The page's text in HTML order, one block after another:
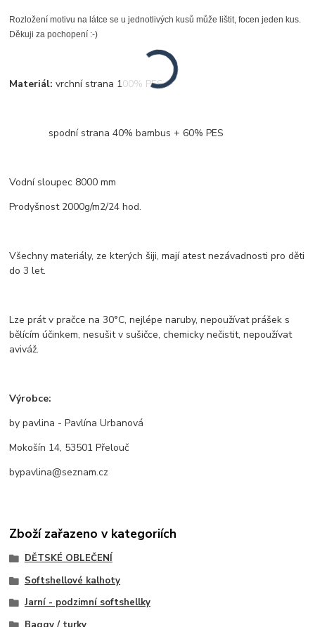
Rozložení motivu na látce se u jednotlivých kusů může lištit, focen jeden kus.
Děkuji za pochopení :-)
Materiál: vrchní strana 100% PES
spodní strana 40% bambus + 60% PES
Vodní sloupec 8000 mm
Prodyšnost 2000g/m2/24 hod.
Všechny materiály, ze kterých šiji, mají atest nezávadnosti pro děti
do 3 let.
Lze prát v pračce na 30°C, nejlépe naruby, nepoužívat prášek s
bělícím účinkem, nesušit v sušičce, chemicky nečistit, nepoužívat
aviváž.
Výrobce:
by pavlina - Pavlína Urbanová
Mokošín 14, 53501 Přelouč
bypavlina@seznam.cz
Zboží zařazeno v kategoriích
DĚTSKÉ OBLEČENÍ
Softshellové kalhoty
Jarní - podzimní softshellky